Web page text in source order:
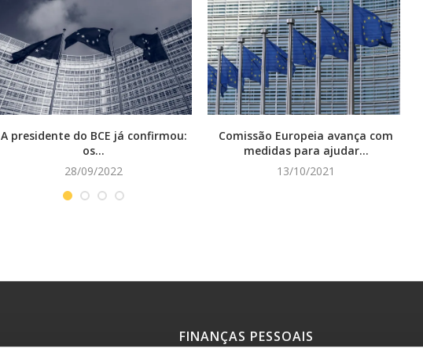
A presidente do BCE já confirmou:
os...
28/09/2022
Comissão Europeia avança com
medidas para ajudar...
13/10/2021
FINANÇAS PESSOAIS